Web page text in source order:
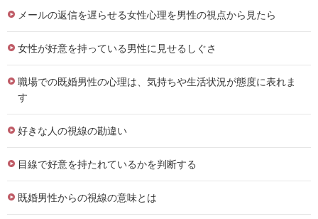
メールの返信を遅らせる女性心理を男性の視点から見たら
女性が好意を持っている男性に見せるしぐさ
職場での既婚男性の心理は、気持ちや生活状況が態度に表れま
す
好きな人の視線の勘違い
目線で好意を持たれているかを判断する
既婚男性からの視線の意味とは